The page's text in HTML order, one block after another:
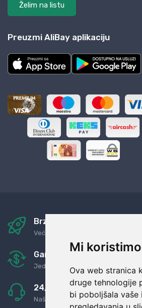
Mi
Ova web stranica
druge tehnologije
bi poboljšala vaše
Želim na listu
Preuzmi AliBay aplikaciju
Brza i sigurna dostava
Već za nekoliko dana kod vas
Garancija u povrat novaca
Jednostavno pravilo: Roba za
24/7 odlična podrška
Naši agenti uvijek na raspolaganju